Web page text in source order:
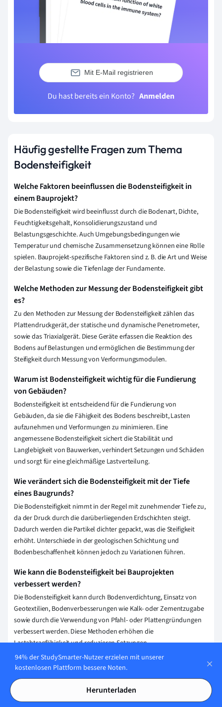
Mit E-Mail registrieren
Du hast bereits ein Konto? Anmelden
Häufig gestellte Fragen zum Thema
Bodensteifigkeit
Welche Faktoren beeinflussen die Bodensteifigkeit in
einem Bauprojekt?
Die Bodensteifigkeit wird beeinflusst durch die Bodenart, Dichte,
Feuchtigkeitsgehalt, Konsolidierungszustand und
Belastungsgeschichte. Auch Umgebungsbedingungen wie
Temperatur und chemische Zusammensetzung können eine Rolle
spielen. Bauprojekt-spezifische Faktoren sind z. B. die Art und Weise
der Belastung sowie die Tiefenlage der Fundamente.
Welche Methoden zur Messung der Bodensteifigkeit gibt
es?
Zu den Methoden zur Messung der Bodensteifigkeit zählen das
Plattendruckgerät, der statische und dynamische Penetrometer,
sowie das Triaxialgerät. Diese Geräte erfassen die Reaktion des
Bodens auf Belastungen und ermöglichen die Bestimmung der
Steifigkeit durch Messung von Verformungsmodulen.
Warum ist Bodensteifigkeit wichtig für die Fundierung
von Gebäuden?
Bodensteifigkeit ist entscheidend für die Fundierung von
Gebäuden, da sie die Fähigkeit des Bodens beschreibt, Lasten
aufzunehmen und Verformungen zu minimieren. Eine
angemessene Bodensteifigkeit sichert die Stabilität und
Langlebigkeit von Bauwerken, verhindert Setzungen und Schäden
und sorgt für eine gleichmäßige Lastverteilung.
Wie verändert sich die Bodensteifigkeit mit der Tiefe
eines Baugrunds?
Die Bodensteifigkeit nimmt in der Regel mit zunehmender Tiefe zu,
da der Druck durch die darüberliegenden Erdschichten steigt.
Dadurch werden die Partikel dichter gepackt, was die Steifigkeit
erhöht. Unterschiede in der geologischen Schichtung und
Bodenbeschaffenheit können jedoch zu Variationen führen.
Wie kann die Bodensteifigkeit bei Bauprojekten
verbessert werden?
Die Bodensteifigkeit kann durch Bodenverdichtung, Einsatz von
Geotextilien, Bodenverbesserungen wie Kalk- oder Zementzugabe
sowie durch die Verwendung von Pfahl- oder Plattengründungen
verbessert werden. Diese Methoden erhöhen die
Lastabtragfähigkeit und reduzieren Setzungen.
Erklärung speichern
94% der StudySmarter-Nutzer erzielen mit unserer
kostenlosen Plattform bessere Noten.
Herunterladen